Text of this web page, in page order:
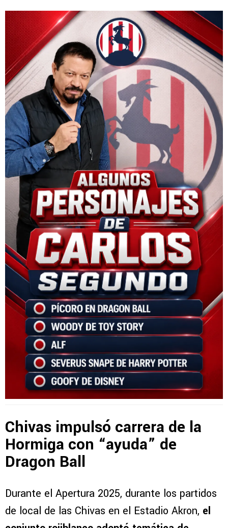
Chivas impulsó carrera de la
Hormiga con “ayuda” de
Dragon Ball
Durante el Apertura 2025, durante los partidos
de local de las Chivas en el Estadio Akron, el